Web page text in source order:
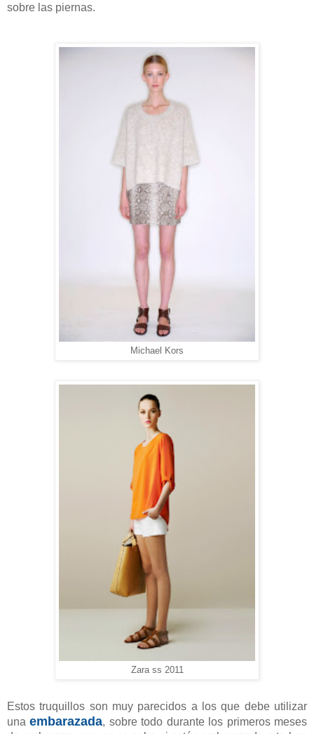
sobre las piernas.
Michael Kors
Zara ss 2011
Estos truquillos son muy parecidos a los que debe utilizar
unaembarazada, sobre todo durante los primeros meses